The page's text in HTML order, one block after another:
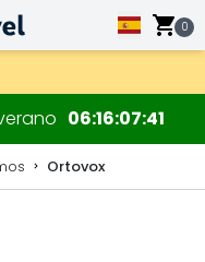
0
de más de 250 €.
para mapas de madera
06160740
Ortovox